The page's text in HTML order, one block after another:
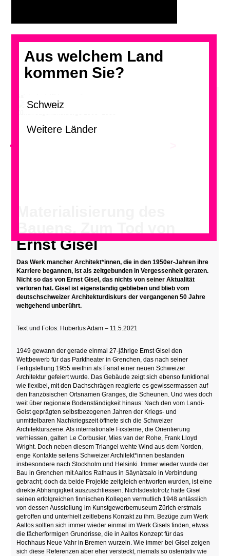
Aus welchem Land
kommen Sie?
<
Ernst Gisel
Das Werk mancher Architekt*innen, die in den 1950er-Jahren ihre
Karriere begannen, ist als zeitgebunden in Vergessenheit geraten.
Nicht so das von Ernst Gisel, das nichts von seiner Aktualität
verloren hat. Gisel ist eigenständig geblieben und blieb vom
deutschschweizer Architekturdiskurs der vergangenen 50 Jahre
weitgehend unberührt.
Text und Fotos: Hubertus Adam – 11.5.2021
1949 gewann der gerade einmal 27-jährige Ernst Gisel den
Wettbewerb für das Parktheater in Grenchen, das nach seiner
Fertigstellung 1955 weithin als Fanal einer neuen Schweizer
Architektur gefeiert wurde. Das Gebäude zeigt sich ebenso funktional
wie flexibel, mit den Dachschrägen reagierte es gewissermassen auf
den französischen Ortsnamen Granges, die Scheunen. Und wies doch
weit über regionale Bodenständigkeit hinaus: Nach den vom Landi-
Geist geprägten selbstbezogenen Jahren der Kriegs- und
unmittelbaren Nachkriegszeit öffnete sich die Schweizer
Architekturszene. Als internationale Fixsterne, die Orientierung
verhiessen, galten Le Corbusier, Mies van der Rohe, Frank Lloyd
Wright. Doch neben diesem Triangel wehte Wind aus dem Norden,
enge Kontakte seitens Schweizer Architekt*innen bestanden
insbesondere nach Stockholm und Helsinki. Immer wieder wurde der
Bau in Grenchen mit Aaltos Rathaus in Säynätsalo in Verbindung
gebracht; doch da beide Projekte zeitgleich entworfen wurden, ist eine
direkte Abhängigkeit auszuschliessen. Nichtsdestotrotz hatte Gisel
seinen erfolgreichen finnischen Kollegen vermutlich 1948 anlässlich
von dessen Ausstellung im Kunstgewerbemuseum Zürich erstmals
getroffen und unterhielt zeitlebens Kontakt zu ihm. Bezüge zum Werk
Aaltos sollten sich immer wieder einmal im Werk Gisels finden, etwas
die fächerförmigen Grundrisse, die in Aaltos Konzept für das
Hochhaus Neue Vahr in Bremen wurzeln. Wie immer bei Gisel zeigen
sich diese Referenzen aber eher versteckt, niemals so ostentativ wie